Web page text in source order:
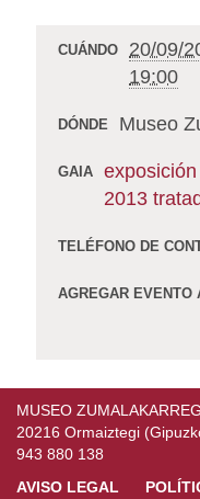
CUÁNDO 20/09/
19:00
DÓNDE Museo
GAIA exposición
2013
TELÉFONO DE
AGREGAR EVENTO
MUSEO
20216 Ormaiztegi
943 880 138
AVISO LEGAL